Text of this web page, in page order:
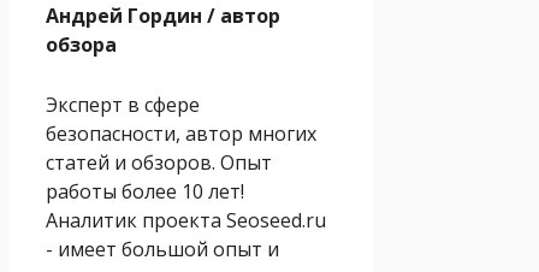
Андрей Гордин / автор
обзора
Эксперт в сфере
безопасности, автор многих
статей и обзоров. Опыт
работы более 10 лет!
Аналитик проекта Seoseed.ru
- имеет большой опыт и